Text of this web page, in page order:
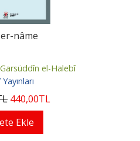
nâme
el-Halebî
440,00TL
Ekle